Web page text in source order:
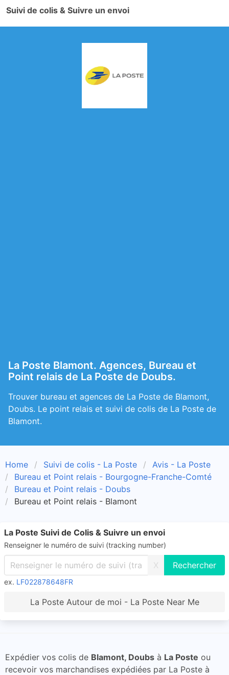
Suivi de colis & Suivre un envoi
La Poste Blamont. Agences, Bureau et
Point relais de La Poste de Doubs.
Trouver bureau et agences de La Poste de Blamont,
Doubs. Le point relais et suivi de colis de La Poste de
Blamont.
Home Suivi de colis - La Poste
Avis - La Poste
Bureau et Point relais - Bourgogne-Franche-Comté
Bureau et Point relais - Doubs
Bureau et Point relais - Blamont
La Poste Suivi de Colis & Suivre un envoi
Renseigner le numéro de suivi (tracking number)
X
ex. LF022878648FR
La Poste Autour de moi - La Poste Near Me
Expédier vos colis de Blamont, Doubs à La Poste ou
recevoir vos marchandises expédiées par La Poste à